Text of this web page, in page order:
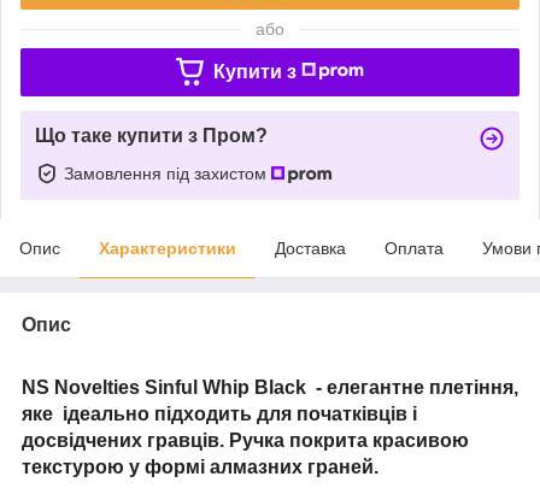
або
Купити з
Що таке купити з Пром?
Замовлення під захистом
Опис Характеристики Доставка Оплата Умови
Опис
NS Novelties Sinful Whip Black - елегантне плетіння,
яке ідеально підходить для початківців і
досвідчених гравців. Ручка покрита красивою
текстурою у формі алмазних граней.